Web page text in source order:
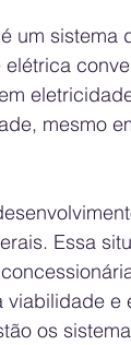
um sistema
mesmo
Essa
viabilidade e
os